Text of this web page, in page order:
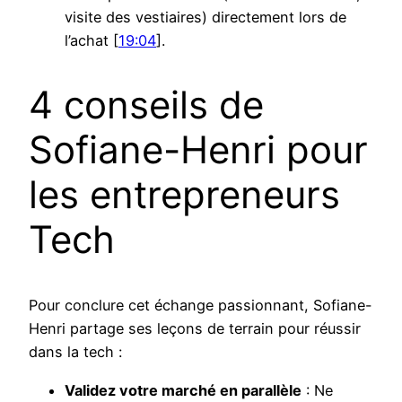
visite des vestiaires) directement lors de
l’achat [19:04].
4 conseils de
Sofiane-Henri pour
les entrepreneurs
Tech
Pour conclure cet échange passionnant, Sofiane-
Henri partage ses leçons de terrain pour réussir
dans la tech :
Validez votre marché en parallèle : Ne